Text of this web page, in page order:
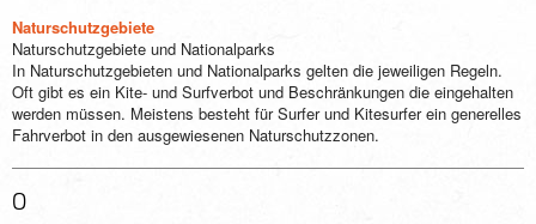
Naturschutzgebiete
Naturschutzgebiete und Nationalparks
In Naturschutzgebieten und Nationalparks gelten die jeweiligen Regeln.
Oft gibt es ein Kite- und Surfverbot und Beschränkungen die eingehalten
werden müssen. Meistens besteht für Surfer und Kitesurfer ein generelles
Fahrverbot in den ausgewiesenen Naturschutzzonen.
O